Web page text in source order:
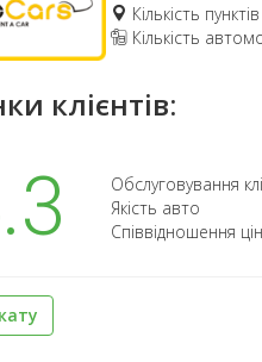
Кількість
Кількість
клієнтів:
Обслуговування
Якість авто
Співвідношення